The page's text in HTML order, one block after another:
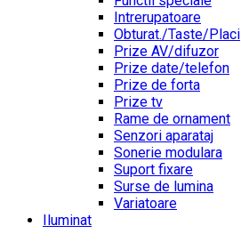
Intrerupatoare
Obturat./Taste/Placi
Prize AV/difuzor
Prize date/telefon
Prize de forta
Prize tv
Rame de ornament
Senzori aparataj
Sonerie modulara
Suport fixare
Surse de lumina
Variatoare
Iluminat